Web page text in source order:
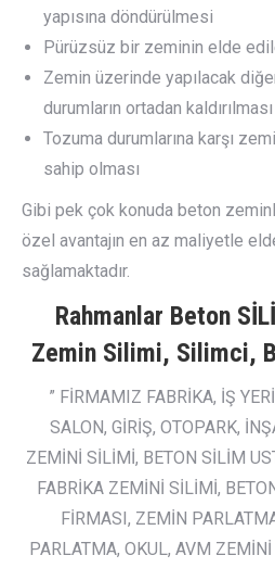
yapısına döndürülmesi
Pürüzsüz bir zeminin elde
Zemin üzerinde yapılacak
durumların ortadan kaldırılması
Tozuma durumlarına karşı
sahip olması
Gibi pek çok konuda beton
özel avantajın en az maliyetle
sağlamaktadır.
Rahmanlar Beton
Zemin Silimi, Silimci,
” FİRMAMIZ FABRİKA, İŞ
SALON, GİRİŞ, OTOPARK,
ZEMİNİ SİLİMİ, BETON SİLİM
FABRİKA ZEMİNİ SİLİMİ,
FİRMASI, ZEMİN
PARLATMA, OKUL, AVM